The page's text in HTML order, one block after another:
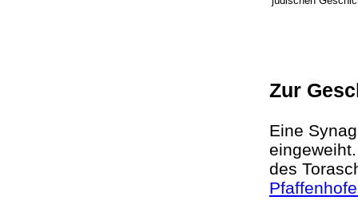
Zur
Eine
des